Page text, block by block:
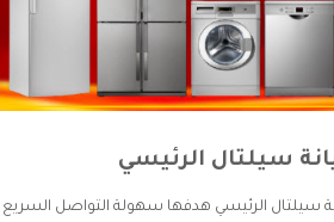
سيلتال الرئيسي
سيلتال الرئيسي هدفها سهولة التواصل السريع